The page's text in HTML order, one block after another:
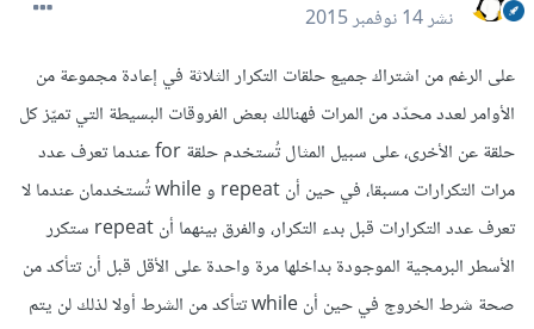
نشر14 نوفمبر 2015
على الرغم من اشتراك جميع حلقات التكرار الثلاثة في إعادة مجموعة من
الأوامر لعدد محدّد من المرات فهنالك بعض الفروقات البسيطة التي تميّز كل
حلقة عن الأخرى، على سبيل المثال تُستخدم حلقة for عندما تعرف عدد
مرات التكرارات مسبقا، في حين أن repeat و while تُستخدمان عندما لا
تعرف عدد التكرارات قبل بدء التكرار، والفرق بينهما أن repeat ستكرر
الأسطر البرمجية الموجودة بداخلها مرة واحدة على الأقل قبل أن تتأكد من
صحة شرط الخروج في حين أن while تتأكد من الشرط أولا لذلك لن يتم